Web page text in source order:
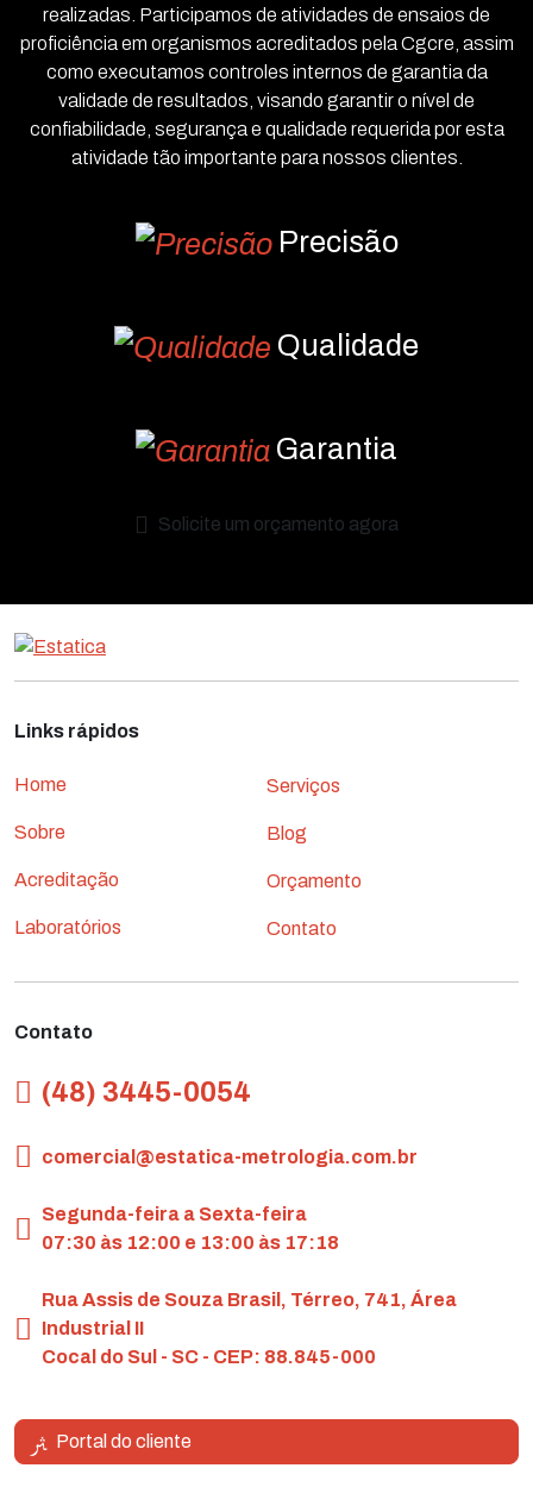
realizadas. Participamos de atividades de ensaios de
proficiência em organismos acreditados pela Cgcre, assim
como executamos controles internos de garantia da
validade de resultados, visando garantir o nível de
confiabilidade, segurança e qualidade requerida por esta
atividade tão importante para nossos clientes.
Precisão
Qualidade
Garantia
Solicite um orçamento agora
Links rápidos
Home
Sobre
Acreditação
Laboratórios
Serviços
Blog
Orçamento
Contato
Contato
(48) 3445-0054
comercial@estatica-metrologia.com.br
Segunda-feira a Sexta-feira
07:30 às 12:00 e 13:00 às 17:18
Rua Assis de Souza Brasil, Térreo, 741, Área
Industrial II
Cocal do Sul - SC - CEP: 88.845-000
Portal do cliente